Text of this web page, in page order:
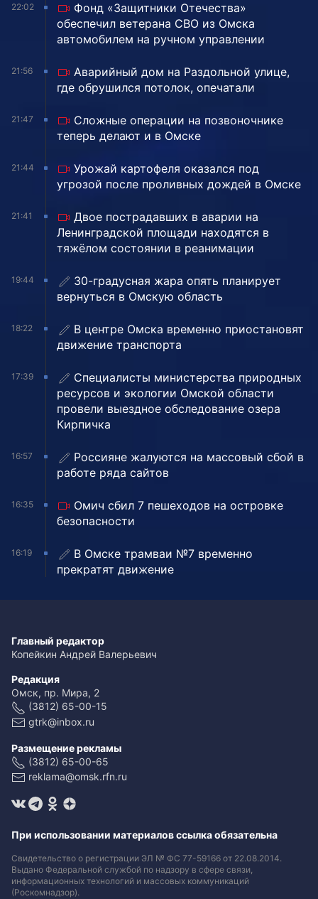
22:02
Фонд «Защитники Отечества»
обеспечил ветерана СВО из Омска
автомобилем на ручном управлении
21:56
Аварийный дом на Раздольной улице,
где обрушился потолок, опечатали
21:47
Сложные операции на позвоночнике
теперь делают и в Омске
21:44
Урожай картофеля оказался под
угрозой после проливных дождей в Омске
21:41
Двое пострадавших в аварии на
Ленинградской площади находятся в
тяжёлом состоянии в реанимации
19:44
30-градусная жара опять планирует
вернуться в Омскую область
18:22
В центре Омска временно приостановят
движение транспорта
17:39
Специалисты министерства природных
ресурсов и экологии Омской области
провели выездное обследование озера
Кирпичка
16:57
Россияне жалуются на массовый сбой в
работе ряда сайтов
16:35
Омич сбил 7 пешеходов на островке
безопасности
16:19
В Омске трамваи №7 временно
прекратят движение
Главный редактор
Копейкин Андрей Валерьевич
Редакция
Омск, пр. Мира, 2
(3812) 65-00-15
gtrk@inbox.ru
Размещение рекламы
(3812) 65-00-65
reklama@omsk.rfn.ru
При использовании материалов ссылка обязательна
Свидетельство о регистрации ЭЛ № ФС 77-59166 от 22.08.2014.
Выдано Федеральной службой по надзору в сфере связи,
информационных технологий и массовых коммуникаций
(Роскомнадзор).